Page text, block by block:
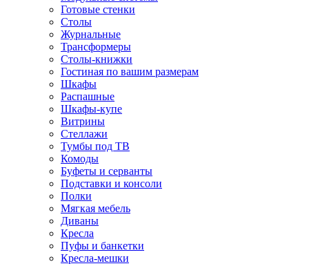
Готовые стенки
Столы
Журнальные
Трансформеры
Столы-книжки
Гостиная по вашим размерам
Шкафы
Распашные
Шкафы-купе
Витрины
Стеллажи
Тумбы под ТВ
Комоды
Буфеты и серванты
Подставки и консоли
Полки
Мягкая мебель
Диваны
Кресла
Пуфы и банкетки
Кресла-мешки